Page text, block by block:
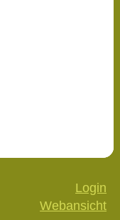
Login
Webansicht